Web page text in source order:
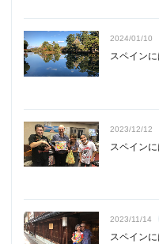
2024/01/10
スペイン
2023/12/12
スペイン
2023/11/14
スペイン